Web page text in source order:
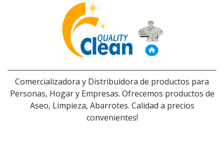
Comercializadora y Distribuidora de productos para
Personas, Hogar y Empresas. Ofrecemos productos de
Aseo, Limpieza, Abarrotes. Calidad a precios
convenientes!